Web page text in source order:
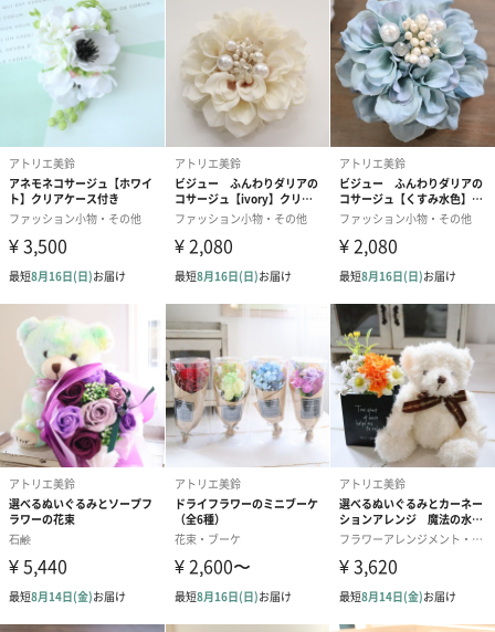
注意事項
制作にあたり、造花特有の裁断のほつれ、シミなどは極力お手入
れをさせて頂いておりますが、 見落とし、許容範囲を超えるダメ
ージなどがあった場合は、まずはお電話かメールでお問い合わせ
下さい。
お花の入荷状態や取り寄せた時期により、若干色味、内容などが
違う場合も御座います。 またひとつひとつ手作りのため配置が画
像より若干違う場合も御座います。 ご理解頂きました上でのオー
「アトリエ美鈴」
ネット販売をメインに名古屋から全国にお届けしております。複
数のデザイナーがおりますので作品の個性や嗜好もバラエティ豊
かです。
商品詳細情報